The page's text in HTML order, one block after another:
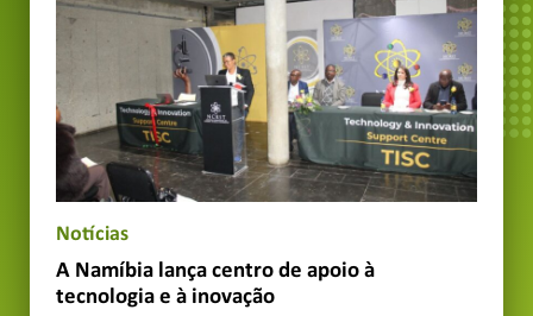
Notícias
A Namíbia lança centro de apoio à
tecnologia e à inovação